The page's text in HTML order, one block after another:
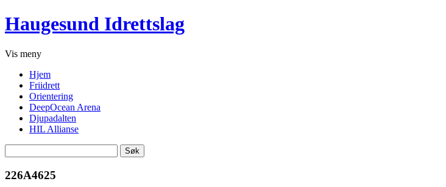
Haugesund Idrettslag
Vis meny
Hjem
Friidrett
Orientering
DeepOcean Arena
Djupadalten
HIL Allianse
etter:
226A4625